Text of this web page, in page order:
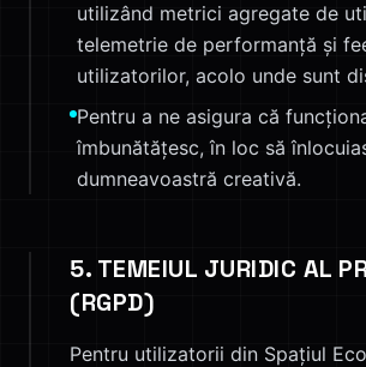
utilizând metrici agregate de
telemetrie de performanță și
utilizatorilor, acolo unde sunt
Pentru a ne asigura că
îmbunătățesc, în loc să
dumneavoastră creativă.
5. TEMEIUL JURIDIC AL
(RGPD)
Pentru utilizatorii din Spațiul